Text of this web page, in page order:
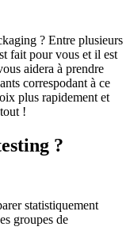
? Entre plusieurs
fait pour vous et il est
aidera à prendre
correspodant à ce
plus rapidement et
!
?
statistiquement
groupes de